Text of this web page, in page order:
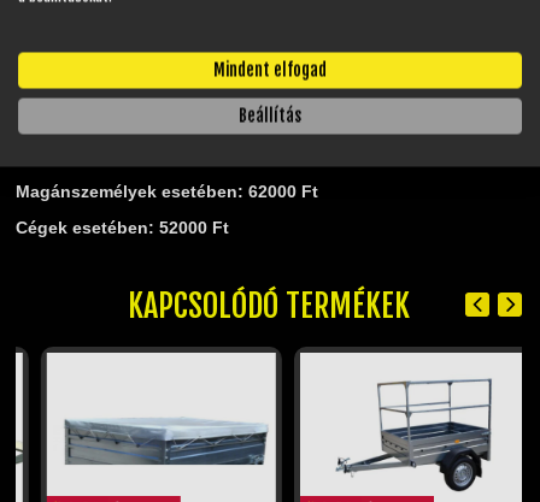
ügyintézése távolról is intézhető, elegendő akár csak
egyszer eljönni hozzánk vagy otthon is átveheti utánfutóját!
Forgalomba helyezés ideje: 5-7 munkanap
Magánszemélyek esetében: 62000 Ft
Cégek esetében: 52000 Ft
KAPCSOLÓDÓ TERMÉKEK
Mindent elfogad
Beállítás